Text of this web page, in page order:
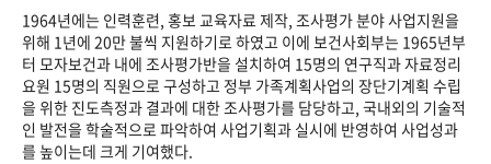
1964년에는 인력훈련, 홍보 교육자료 제작, 조사평가 분야 사업지원을
위해 1년에 20만 불씩 지원하기로 하였고 이에 보건사회부는 1965년부
터 모자보건과 내에 조사평가반을 설치하여 15명의 연구직과 자료정리
요원 15명의 직원으로 구성하고 정부 가족계획사업의 장단기계획 수립
을 위한 진도측정과 결과에 대한 조사평가를 담당하고, 국내외의 기술적
인 발전을 학술적으로 파악하여 사업기획과 실시에 반영하여 사업성과
를 높이는데 크게 기여했다.